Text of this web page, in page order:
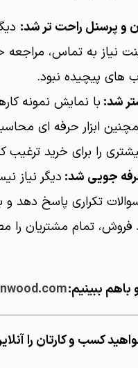
و پرسنل راحت تر شد:
نیاز به تماس،
های پیچیده نبود.
شد: با نمایش نمونه
ابزار حرفه ای
را برای خرید ترغیب
جویی شد: دیگر نیاز
تکراری پاسخ دهد و
فروش، تمام مشتریان را
ببینیم:
کسب و کارتان را